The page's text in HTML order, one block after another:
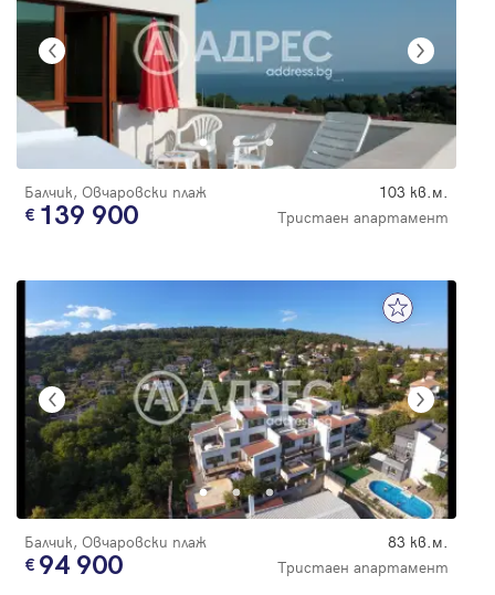
Балчик, Овчаровски плаж 103 кв.м.
139 900 Тристаен апартамент
Балчик, Овчаровски плаж 83 кв.м.
94 900 Тристаен апартамент